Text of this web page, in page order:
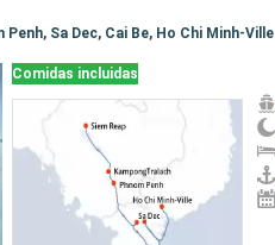
Sa Dec, Cai Be, Ho Chi Minh-Ville
Comidas incluidas